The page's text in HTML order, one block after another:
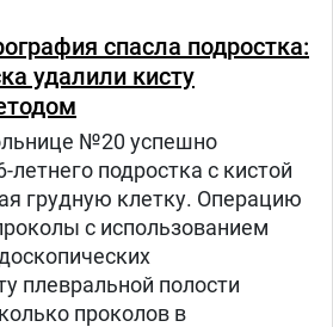
спасла подростка:
удалили кисту
№20 успешно
летнего подростка с кистой
грудную клетку. Операцию
с использованием
плевральной полости
проколов в